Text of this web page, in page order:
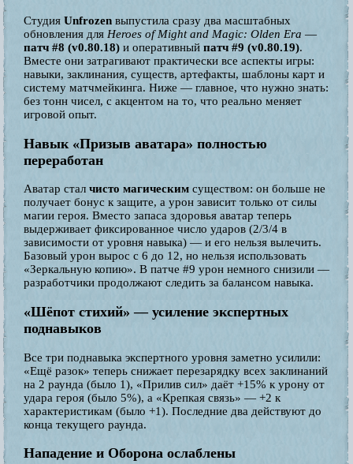
Студия Unfrozen выпустила сразу два масштабных
обновления для Heroes of Might and Magic: Olden Era —
патч #8 (v0.80.18) и оперативный патч #9 (v0.80.19).
Вместе они затрагивают практически все аспекты игры:
навыки, заклинания, существ, артефакты, шаблоны карт и
систему матчмейкинга. Ниже — главное, что нужно знать:
без тонн чисел, с акцентом на то, что реально меняет
игровой опыт.
Навык «Призыв аватара» полностью
переработан
Аватар стал чисто магическим существом: он больше не
получает бонус к защите, а урон зависит только от силы
магии героя. Вместо запаса здоровья аватар теперь
выдерживает фиксированное число ударов (2/3/4 в
зависимости от уровня навыка) — и его нельзя вылечить.
Базовый урон вырос с 6 до 12, но нельзя использовать
«Зеркальную копию». В патче #9 урон немного снизили —
разработчики продолжают следить за балансом навыка.
«Шёпот стихий» — усиление экспертных
поднавыков
Все три поднавыка экспертного уровня заметно усилили:
«Ещё разок» теперь снижает перезарядку всех заклинаний
на 2 раунда (было 1), «Прилив сил» даёт +15% к урону от
удара героя (было 5%), а «Крепкая связь» — +2 к
характеристикам (было +1). Последние два действуют до
конца текущего раунда.
Нападение и Оборона ослаблены